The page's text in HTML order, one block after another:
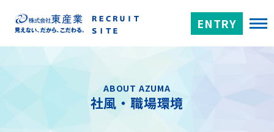
ENTRY
ABOUT AZUMA
社風・職場環境